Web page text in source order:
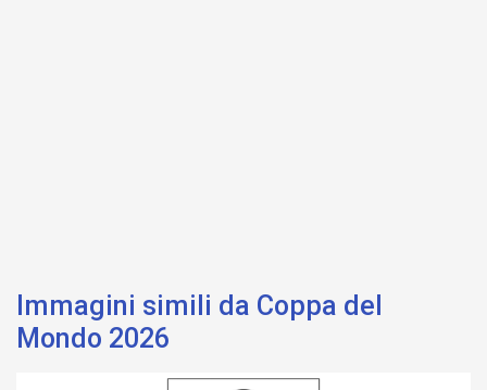
Immagini simili da Coppa del
Mondo 2026